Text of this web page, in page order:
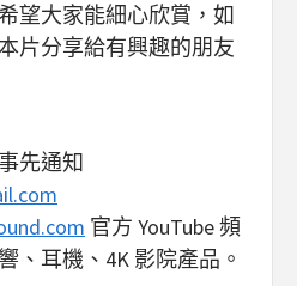
望大家能細心欣賞，如
片分享給有興趣的朋友
先通知
官方 YouTube 頻
、耳機、4K 影院產品。